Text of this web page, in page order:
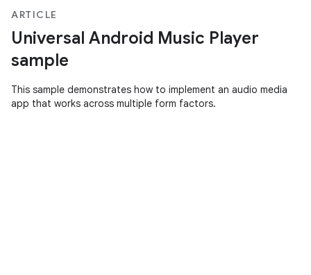
ARTICLE
Universal Android Music Player
sample
This sample demonstrates how to implement an audio media
app that works across multiple form factors.